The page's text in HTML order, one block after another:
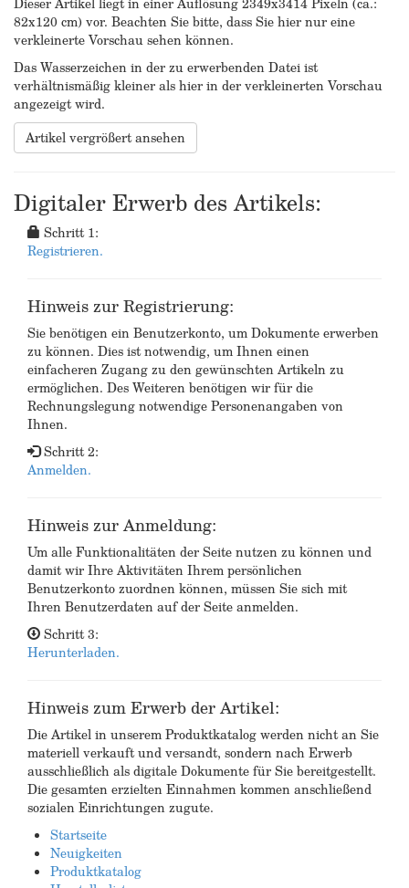
82x120 cm) vor. Beachten Sie bitte, dass Sie hier nur eine
verkleinerte Vorschau sehen können.
Das Wasserzeichen in der zu erwerbenden Datei ist
verhältnismäßig kleiner als hier in der verkleinerten Vorschau
angezeigt wird.
Artikel vergrößert ansehen
Digitaler Erwerb des Artikels:
Schritt 1:
Registrieren.
Hinweis zur Registrierung:
Sie benötigen ein Benutzerkonto, um Dokumente erwerben
zu können. Dies ist notwendig, um Ihnen einen
einfacheren Zugang zu den gewünschten Artikeln zu
ermöglichen. Des Weiteren benötigen wir für die
Rechnungslegung notwendige Personenangaben von
Ihnen.
Schritt 2:
Anmelden.
Hinweis zur Anmeldung:
Um alle Funktionalitäten der Seite nutzen zu können und
damit wir Ihre Aktivitäten Ihrem persönlichen
Benutzerkonto zuordnen können, müssen Sie sich mit
Ihren Benutzerdaten auf der Seite anmelden.
Schritt 3:
Herunterladen.
Hinweis zum Erwerb der Artikel:
Die Artikel in unserem Produktkatalog werden nicht an Sie
materiell verkauft und versandt, sondern nach Erwerb
ausschließlich als digitale Dokumente für Sie bereitgestellt.
Die gesamten erzielten Einnahmen kommen anschließend
sozialen Einrichtungen zugute.
Startseite
Neuigkeiten
Produktkatalog